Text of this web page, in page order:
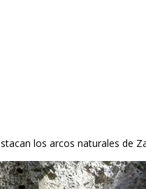
los arcos naturales de